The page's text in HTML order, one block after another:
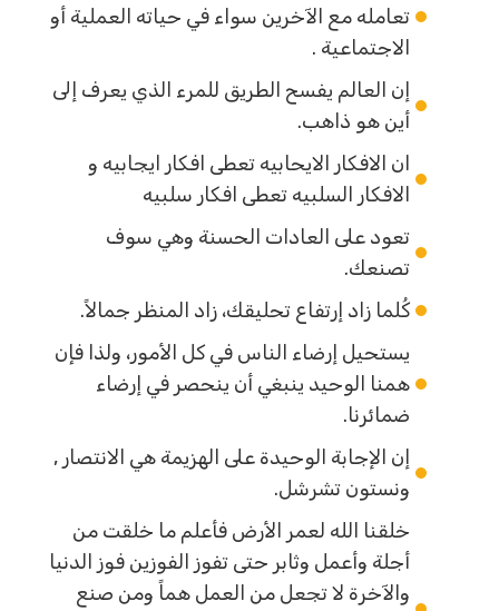
تعامله مع الآخرين سواء في حياته العملية أو
الاجتماعية .
إن العالم يفسح الطريق للمرء الذي يعرف إلى
أين هو ذاهب.
ان الافكار الايحابيه تعطى افكار ايجابيه و
الافكار السلبيه تعطى افكار سلبيه
تعود على العادات الحسنة وهي سوف
تصنعك.
كُلما زاد إرتفاع تحليقك، زاد المنظر جمالاً.
يستحيل إرضاء الناس في كل الأمور، ولذا فإن
همنا الوحيد ينبغي أن ينحصر في إرضاء
ضمائرنا.
إن الإجابة الوحيدة على الهزيمة هي الانتصار ,
ونستون تشرشل.
خلقنا الله لعمر الأرض فأعلم ما خلقت من
أجلة وأعمل وثابر حتى تفوز الفوزين فوز الدنيا
والآخرة لا تجعل من العمل هماً ومن صنع